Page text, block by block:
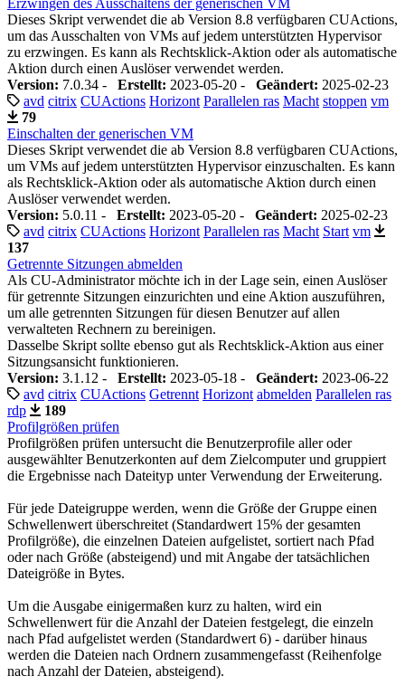
Erzwingen des Ausschaltens der generischen VM
Dieses Skript verwendet die ab Version 8.8 verfügbaren CUActions,
um das Ausschalten von VMs auf jedem unterstützten Hypervisor
zu erzwingen. Es kann als Rechtsklick-Aktion oder als automatische
Aktion durch einen Auslöser verwendet werden.
Version: 7.0.34 - Erstellt: 2023-05-20 - Geändert: 2025-02-23
avd citrix CUActions Horizont Parallelen ras Macht stoppen vm
79
Einschalten der generischen VM
Dieses Skript verwendet die ab Version 8.8 verfügbaren CUActions,
um VMs auf jedem unterstützten Hypervisor einzuschalten. Es kann
als Rechtsklick-Aktion oder als automatische Aktion durch einen
Auslöser verwendet werden.
Version: 5.0.11 - Erstellt: 2023-05-20 - Geändert: 2025-02-23
avd citrix CUActions Horizont Parallelen ras Macht Start vm
137
Getrennte Sitzungen abmelden
Als CU-Administrator möchte ich in der Lage sein, einen Auslöser
für getrennte Sitzungen einzurichten und eine Aktion auszuführen,
um alle getrennten Sitzungen für diesen Benutzer auf allen
verwalteten Rechnern zu bereinigen.
Dasselbe Skript sollte ebenso gut als Rechtsklick-Aktion aus einer
Sitzungsansicht funktionieren.
Version: 3.1.12 - Erstellt: 2023-05-18 - Geändert: 2023-06-22
avd citrix CUActions Getrennt Horizont abmelden Parallelen ras
rdp
189
Profilgrößen prüfen
Profilgrößen prüfen untersucht die Benutzerprofile aller oder
ausgewählter Benutzerkonten auf dem Zielcomputer und gruppiert
die Ergebnisse nach Dateityp unter Verwendung der Erweiterung.
Für jede Dateigruppe werden, wenn die Größe der Gruppe einen
Schwellenwert überschreitet (Standardwert 15% der gesamten
Profilgröße), die einzelnen Dateien aufgelistet, sortiert nach Pfad
oder nach Größe (absteigend) und mit Angabe der tatsächlichen
Dateigröße in Bytes.
Um die Ausgabe einigermaßen kurz zu halten, wird ein
Schwellenwert für die Anzahl der Dateien festgelegt, die einzeln
nach Pfad aufgelistet werden (Standardwert 6) - darüber hinaus
werden die Dateien nach Ordnern zusammengefasst (Reihenfolge
nach Anzahl der Dateien, absteigend).